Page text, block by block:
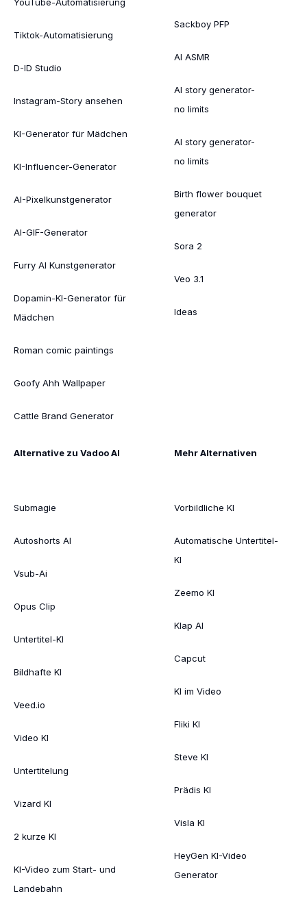
Tiktok-Automatisierung
D-ID Studio
Instagram-Story ansehen
KI-Generator für Mädchen
KI-Influencer-Generator
AI-Pixelkunstgenerator
AI-GIF-Generator
Furry AI Kunstgenerator
Dopamin-KI-Generator für
Mädchen
Roman comic paintings
Goofy Ahh Wallpaper
Cattle Brand Generator
Sackboy PFP
AI ASMR
AI story generator-
no limits
AI story generator-
no limits
Birth flower bouquet
generator
Sora 2
Veo 3.1
Ideas
Alternative zu Vadoo AI
Submagie
Autoshorts AI
Vsub-Ai
Opus Clip
Untertitel-KI
Bildhafte KI
Veed.io
Video KI
Untertitelung
Vizard KI
2 kurze KI
KI-Video zum Start- und
Landebahn
Mehr Alternativen
Vorbildliche KI
Automatische Untertitel-
KI
Zeemo KI
Klap AI
Capcut
KI im Video
Fliki KI
Steve KI
Prädis KI
Visla KI
HeyGen KI-Video
Generator